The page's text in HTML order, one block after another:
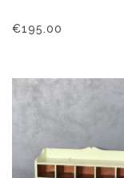
€195.00